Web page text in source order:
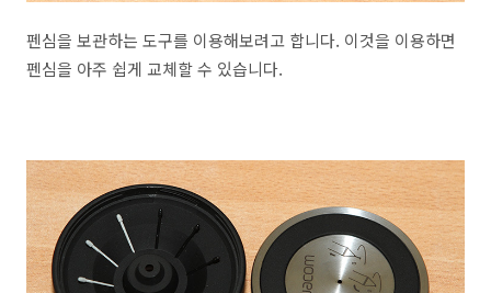
펜심을 보관하는 도구를 이용해보려고 합니다. 이것을 이용하면
펜심을 아주 쉽게 교체할 수 있습니다.